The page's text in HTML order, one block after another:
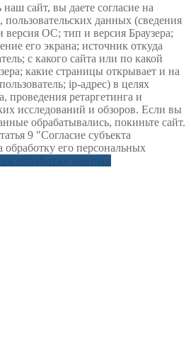
сайт, вы даете согласие на
данных (сведения
ОС; тип и версия Браузера;
его экрана; источник откуда
с какого сайта или по какой
какие страницы открывает и на
ip-адрес) в целях
проведения ретаргетинга и
исследований и обзоров. Если вы
обрабатывались, покиньте сайт.
9 "Согласие субъекта
его персональных